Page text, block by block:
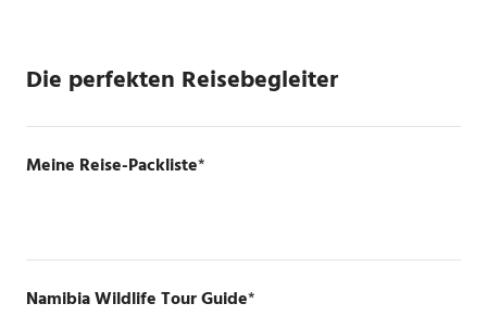
Die perfekten Reisebegleiter
Meine Reise-Packliste*
Namibia Wildlife Tour Guide*